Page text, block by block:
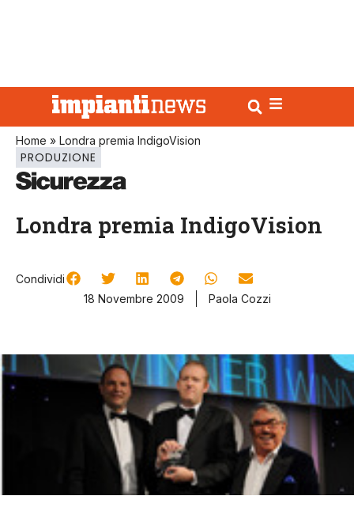
Home » Londra premia IndigoVision
PRODUZIONE
Londra premia IndigoVision
Condividi
18 Novembre 2009
Paola Cozzi